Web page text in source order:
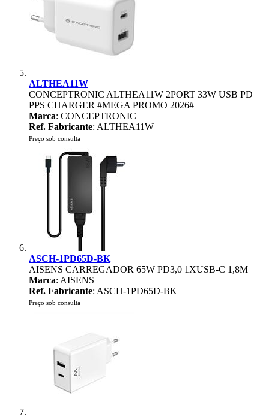
ALTHEA11W
CONCEPTRONIC ALTHEA11W 2PORT 33W USB PD
PPS CHARGER #MEGA PROMO 2026#
Marca: CONCEPTRONIC
Ref. Fabricante: ALTHEA11W
Preço sob consulta
ASCH-1PD65D-BK
AISENS CARREGADOR 65W PD3,0 1XUSB-C 1,8M
Marca: AISENS
Ref. Fabricante: ASCH-1PD65D-BK
Preço sob consulta